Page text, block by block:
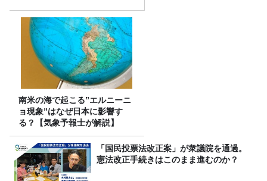
南米の海で起こる”エルニーニ
ョ現象”はなぜ日本に影響す
る？【気象予報士が解説】
「国民投票法改正案」が衆議院を通過。
憲法改正手続きはこのまま進むのか？